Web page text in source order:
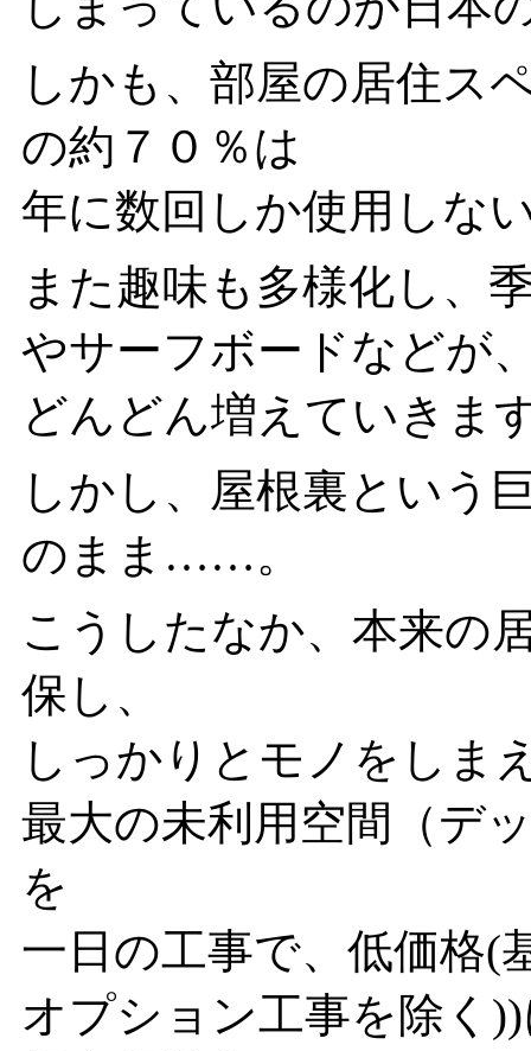
しかも、部屋の居住ス
の約７０％は
年に数回しか使用しな
また趣味も多様化し、
やサーフボードなどが
どんどん増えていきま
しかし、屋根裏という
のまま……。
こうしたなか、本来の
保し、
しっかりとモノをしま
最大の未利用空間（デ
を
一日の工事で、 低価格(
オプション工事を除く